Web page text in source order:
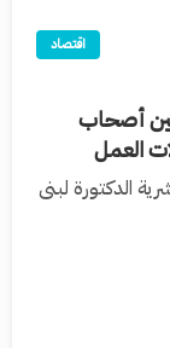
اقتصاد
أصحاب
العمل
الدكتورة لبنى